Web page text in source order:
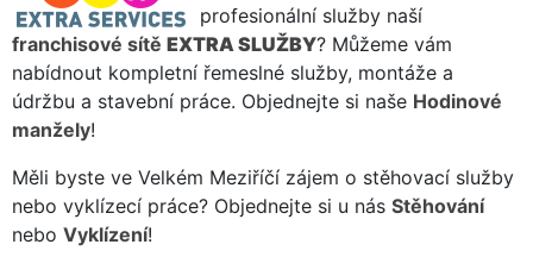
profesionální služby naší
franchisové sítě EXTRA SLUŽBY? Můžeme vám
nabídnout kompletní řemeslné služby, montáže a
údržbu a stavební práce. Objednejte si naše Hodinové
manžely!
Měli byste ve Velkém Meziříčí zájem o stěhovací služby
nebo vyklízecí práce? Objednejte si u nás Stěhování
nebo Vyklízení!